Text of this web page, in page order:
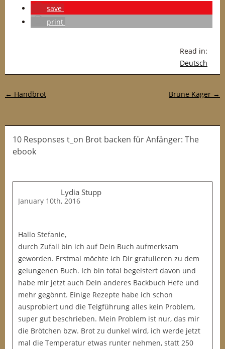
save
print
Read in:
Deutsch
Post navigation
← Handbrot Brune Kager →
10 Responses t_on Brot backen für Anfänger: The
ebook
Lydia Stupp
January 10th, 2016
Hallo Stefanie,
durch Zufall bin ich auf Dein Buch aufmerksam
geworden. Erstmal möchte ich Dir gratulieren zu dem
gelungenen Buch. Ich bin total begeistert davon und
habe mir jetzt auch Dein anderes Backbuch Hefe und
mehr gegönnt. Einige Rezepte habe ich schon
ausprobiert und die Teigführung alles kein Problem,
super gut beschrieben. Mein Problem ist nur, das mir
die Brötchen bzw. Brot zu dunkel wird, ich werde jetzt
mal die Temperatur etwas runter nehmen, statt 250